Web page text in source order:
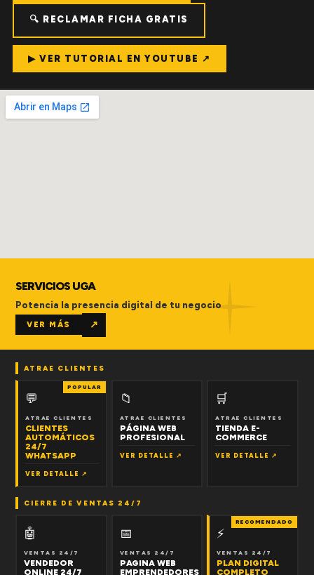
🔍 RECLAMAR FICHA GRATIS
▶ VER TUTORIAL EN YOUTUBE ↗
SERVICIOS UGA
Potencia la presencia digital de tu negocio
VER MÁS ↗
ATRAE CLIENTES
POPULAR
💬
ATRAE CLIENTES
CLIENTES
AUTOMÁTICOS
24/7
WHATSAPP
VER DETALLE ↗
📁
ATRAE CLIENTES
PÁGINA WEB
PROFESIONAL
VER DETALLE ↗
🛒
ATRAE CLIENTES
TIENDA E-
COMMERCE
VER DETALLE ↗
CIERRE DE VENTAS 24/7
🤖
VENTAS 24/7
VENDEDOR
ONLINE 24/7
📅
VENTAS 24/7
PAGINA WEB
EMPRENDEDORES
RECOMENDADO
⚡
VENTAS 24/7
PLAN DIGITAL
COMPLETO